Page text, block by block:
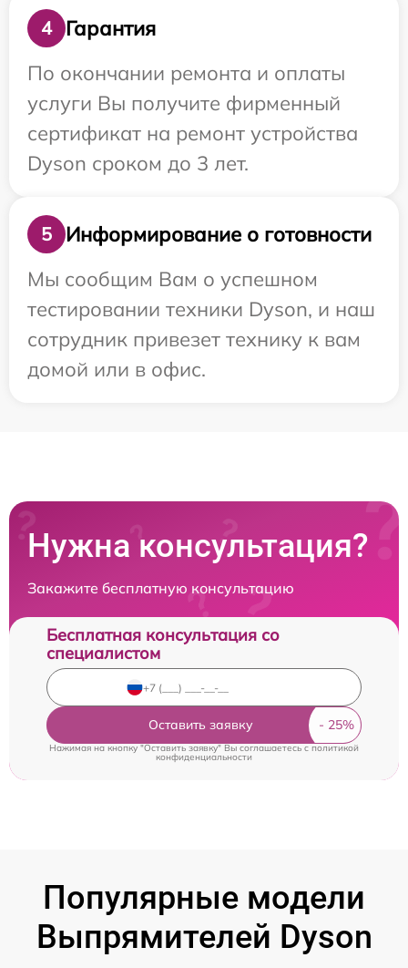
4
Гарантия
По окончании ремонта и оплаты
услуги Вы получите фирменный
сертификат на ремонт устройства
Dyson сроком до 3 лет.
5
Информирование о готовности
Мы сообщим Вам о успешном
тестировании техники Dyson, и наш
сотрудник привезет технику к вам
домой или в офис.
Нужна консультация?
Закажите бесплатную консультацию
Бесплатная консультация со
специалистом
Оставить заявку
Нажимая на кнопку "Оставить заявку" Вы соглашаетесь cполитикой
конфиденциальности
Популярные модели
Выпрямителей Dyson